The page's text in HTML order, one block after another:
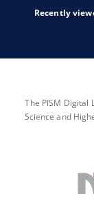
Recently
The PISM Digital
Science and